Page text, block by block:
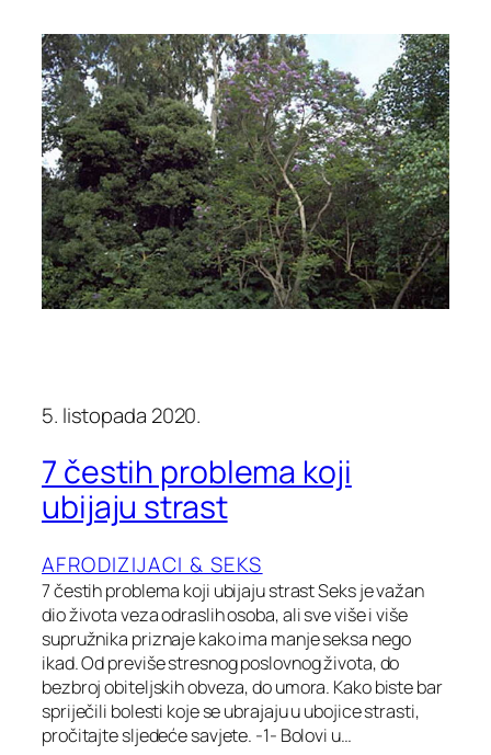
5. listopada 2020.
7 čestih problema koji
ubijaju strast
AFRODIZIJACI & SEKS
7 čestih problema koji ubijaju strast Seks je važan
dio života veza odraslih osoba, ali sve više i više
supružnika priznaje kako ima manje seksa nego
ikad. Od previše stresnog poslovnog života, do
bezbroj obiteljskih obveza, do umora. Kako biste bar
spriječili bolesti koje se ubrajaju u ubojice strasti,
pročitajte sljedeće savjete. -1- Bolovi u…